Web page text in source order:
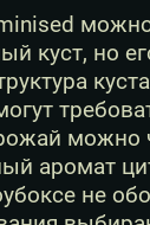
куст, но
аромат
не